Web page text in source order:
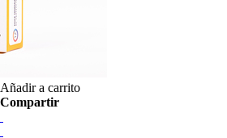
Añadir a carrito
Compartir